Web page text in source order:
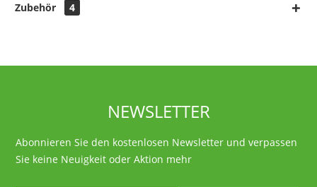
Zubehör 4
NEWSLETTER
Abonnieren Sie den kostenlosen Newsletter und verpassen
Sie keine Neuigkeit oder Aktion mehr